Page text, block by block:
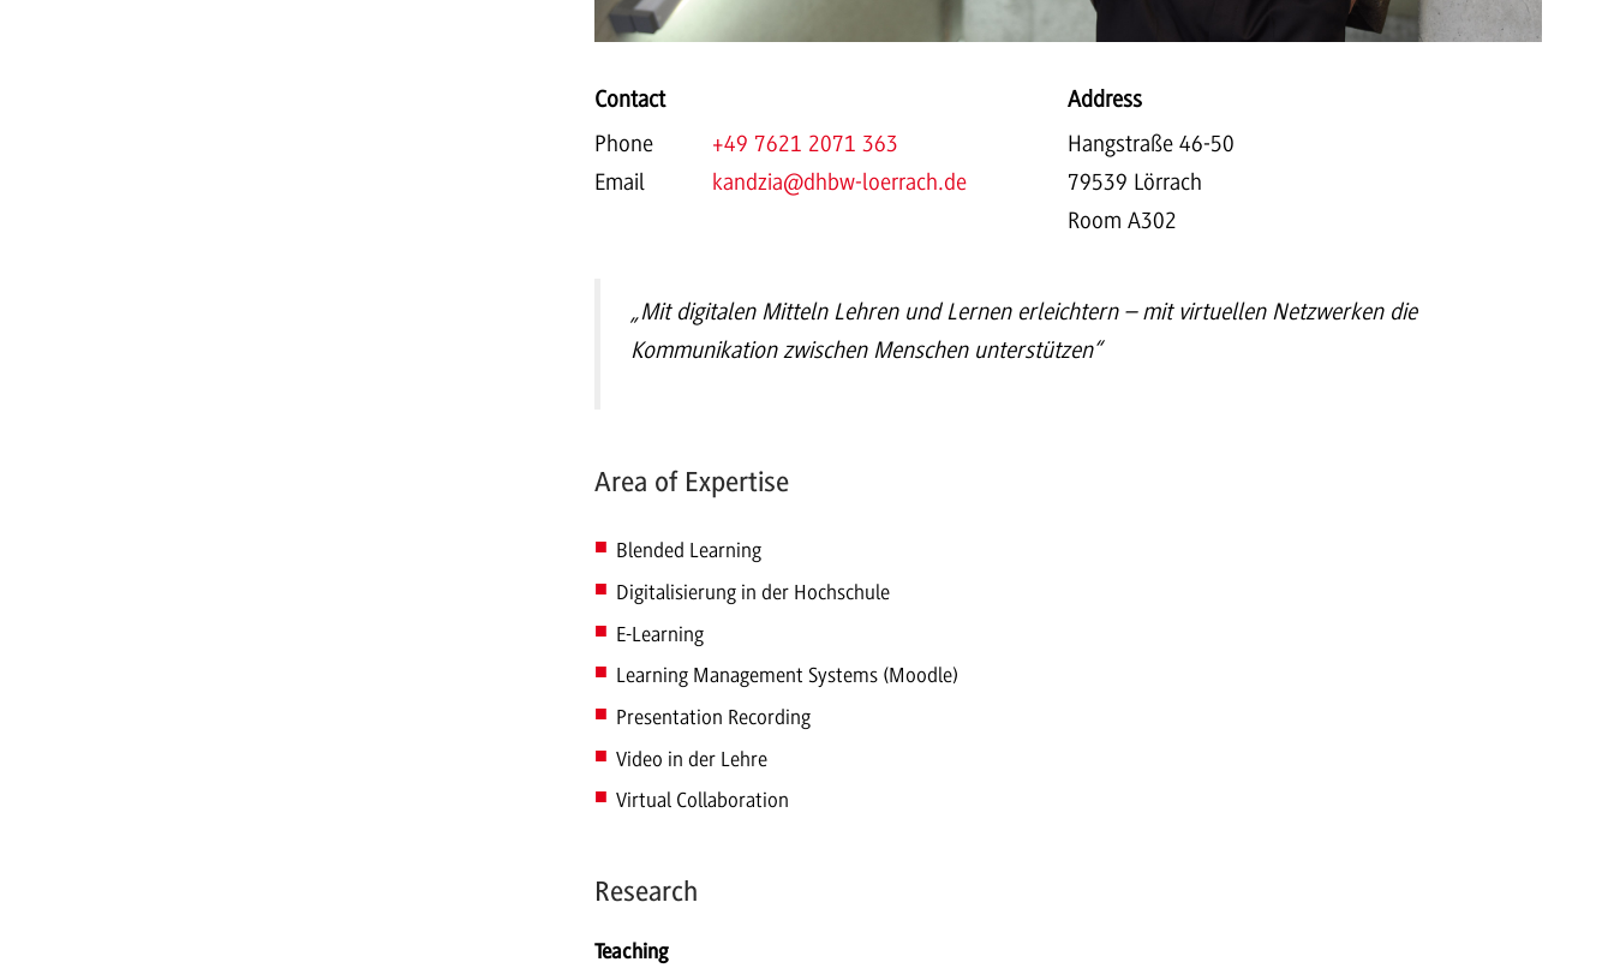
Contact
Phone
+49 7621 2071 363
Email
kandzia@dhbw-loerrach.de
Address
Hangstraße 46-50
79539 Lörrach
Room A302
„Mit digitalen Mitteln Lehren und Lernen erleichtern – mit virtuellen Netzwerken die
Kommunikation zwischen Menschen unterstützen“
Area of Expertise
Blended Learning
Digitalisierung in der Hochschule
E-Learning
Learning Management Systems (Moodle)
Presentation Recording
Video in der Lehre
Virtual Collaboration
Research
Teaching